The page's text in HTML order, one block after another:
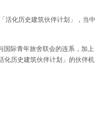
活化历史建筑伙伴计划」，当中
国际青年旅舍联会的连系，加上
化历史建筑伙伴计划」的伙伴机